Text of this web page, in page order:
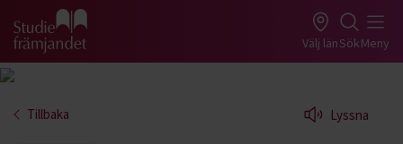
Gå till studiefrämjandets startsida Välj länSökMeny
Tillbaka Lyssna